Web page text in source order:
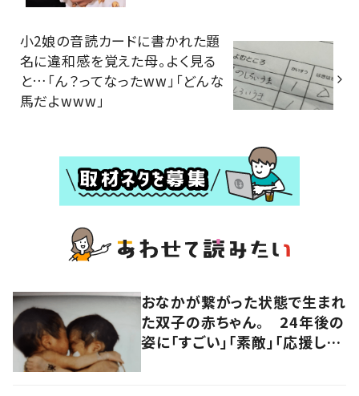
小2娘の音読カードに書かれた題
名に違和感を覚えた母。よく見る
と…「ん？ってなったww」「どんな
馬だよwww」
おなかが繋がった状態で生まれ
た双子の赤ちゃん。 24年後の
姿に「すごい」「素敵」「応援して